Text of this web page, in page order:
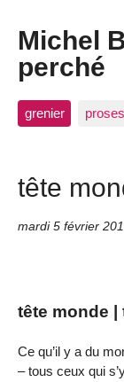
Michel
perché
grenier
tête
mardi 5 février
tête monde |
Ce qu’il y a du
– tous ceux qui